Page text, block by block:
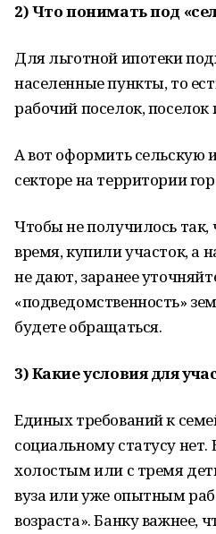
2) Что понимать под
Для льготной ипотеки
населенные пункты, то
рабочий поселок, поселок
А вот оформить сельскую
секторе на территории
Чтобы не получилось
время, купили участок, а
не дают, заранее
«подведомственность»
будете обращаться.
3) Какие условия для
Единых требований к
социальному статусу
холостым или с тремя
вуза или уже опытным
возраста». Банку важнее,